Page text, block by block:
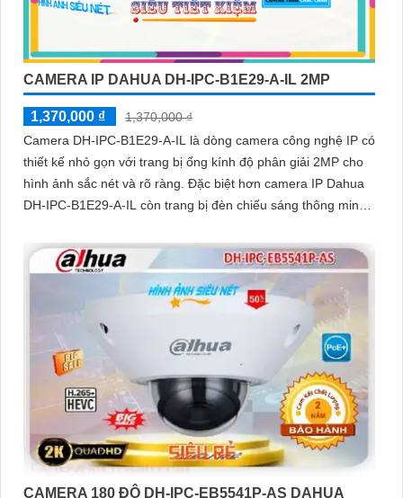
CAMERA IP DAHUA DH-IPC-B1E29-A-IL 2MP
1,370,000 ₫
1,370,000 ₫
Camera DH-IPC-B1E29-A-IL là dòng camera công nghệ IP có
thiết kế nhỏ gọn với trang bị ống kính độ phân giải 2MP cho
hình ảnh sắc nét và rõ ràng. Đặc biệt hơn camera IP Dahua
DH-IPC-B1E29-A-IL còn trang bị đèn chiếu sáng thông minh
CAMERA 180 ĐỘ DH-IPC-EB5541P-AS DAHUA